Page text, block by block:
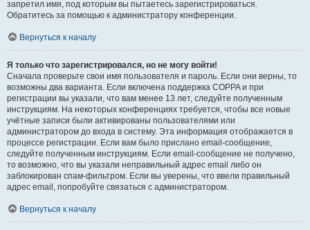
запретил имя, под которым вы пытаетесь зарегистрироваться.
Обратитесь за помощью к администратору конференции.
Вернуться к началу
Я только что зарегистрировался, но не могу войти!
Сначала проверьте свои имя пользователя и пароль. Если они верны, то
возможны два варианта. Если включена поддержка COPPA и при
регистрации вы указали, что вам менее 13 лет, следуйте полученным
инструкциям. На некоторых конференциях требуется, чтобы все новые
учётные записи были активированы пользователями или
администратором до входа в систему. Эта информация отображается в
процессе регистрации. Если вам было прислано email-сообщение,
следуйте полученным инструкциям. Если email-сообщение не получено,
то возможно, что вы указали неправильный адрес email либо он
заблокирован спам-фильтром. Если вы уверены, что ввели правильный
адрес email, попробуйте связаться с администратором.
Вернуться к началу